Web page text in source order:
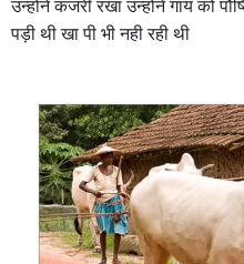
उन्होंने कजरी रखा उन्होंने गाय को
पड़ी थी खा पी भी नही रही थी